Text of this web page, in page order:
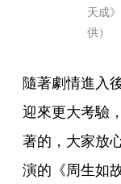
天成
供）
隨著劇情進入
迎來更大考驗
著的，大家放
演的《周生如